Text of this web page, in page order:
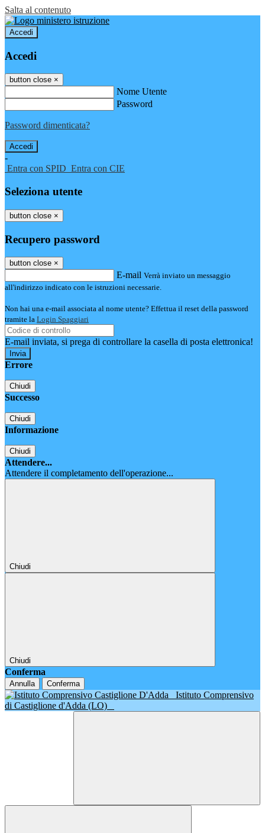
Salta al contenuto
Accedi
Accedi
button close ×
Nome Utente
Password
Password dimenticata?
-
Entra con SPID Entra con CIE
Seleziona utente
button close ×
Recupero password
button close ×
E-mail Verrà inviato un messaggio
all'indirizzo indicato con le istruzioni necessarie.
Non hai una e-mail associata al nome utente? Effettua il reset della password
tramite la Login Spaggiari
E-mail inviata, si prega di controllare la casella di posta elettronica!
Errore
Chiudi
Successo
Chiudi
Informazione
Chiudi
Attendere...
Attendere il completamento dell'operazione...
Chiudi
Chiudi
Conferma
Annulla Conferma
Istituto Comprensivo
di Castiglione d'Adda (LO)